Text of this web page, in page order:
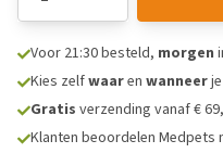
Voor 21:30 besteld, morgen
Kies zelfwaaren wanneer
Gratis verzending vanaf €
Klanten beoordelen Medpets